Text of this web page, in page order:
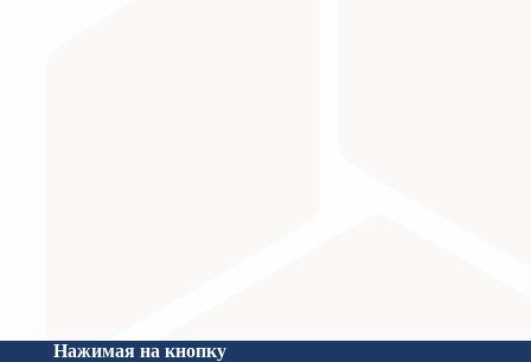
Нажимая на кнопку